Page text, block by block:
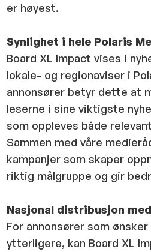
er høyest.
Synlighet i hele Polaris
Board XL Impact vises i
lokale- og regionaviser i
annonsører betyr dette at
leserne i sine viktigste
som oppleves både
Sammen med våre
kampanjer som skaper
riktig målgruppe og gir
Nasjonal distribusjon
For annonsører som
ytterligere, kan Board XL